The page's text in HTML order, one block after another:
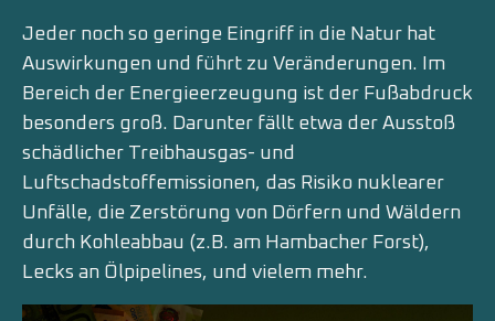
Jeder noch so geringe Eingriff in die Natur hat
Auswirkungen und führt zu Veränderungen. Im
Bereich der Energieerzeugung ist der Fußabdruck
besonders groß. Darunter fällt etwa der Ausstoß
schädlicher Treibhausgas- und
Luftschadstoffemissionen, das Risiko nuklearer
Unfälle, die Zerstörung von Dörfern und Wäldern
durch Kohleabbau (z.B. am Hambacher Forst),
Lecks an Ölpipelines, und vielem mehr.